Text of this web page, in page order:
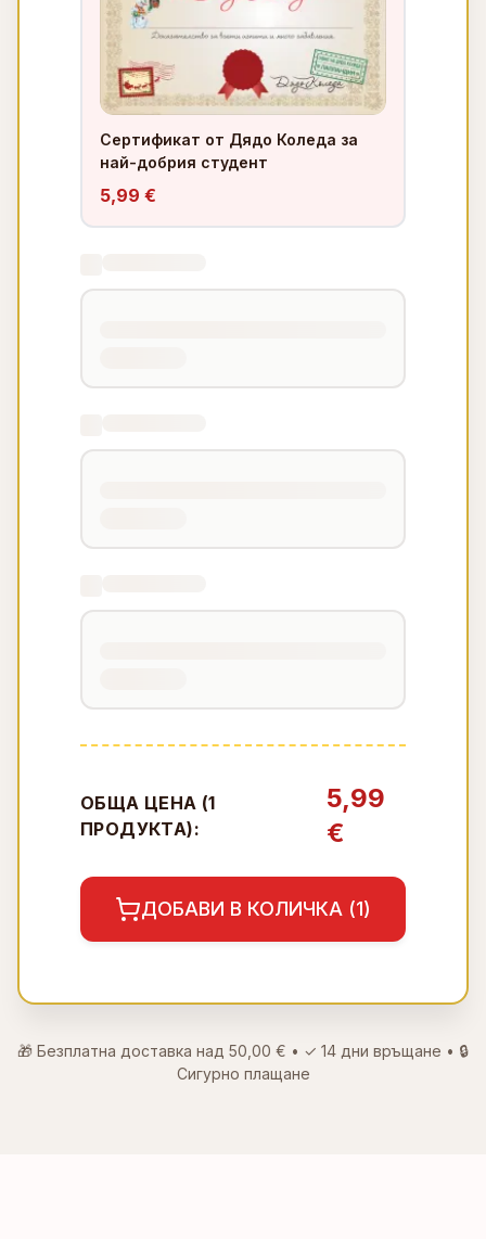
Сертификат от Дядо Коледа за
най-добрия студент
5,99 €
ОБЩА ЦЕНА (1
ПРОДУКТА):
5,99
€
ДОБАВИ В КОЛИЧКА (1)
🎁 Безплатна доставка над 50,00 € • ✓ 14 дни връщане • 🔒
Сигурно плащане